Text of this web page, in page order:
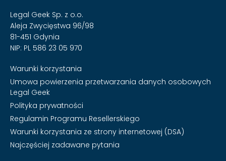
Legal Geek Sp. z o.o.
Aleja Zwycięstwa 96/98
81-451 Gdynia
NIP: PL 586 23 05 970
Warunki korzystania
Umowa powierzenia przetwarzania danych osobowych
Legal Geek
Polityka prywatności
Regulamin Programu Resellerskiego
Warunki korzystania ze strony internetowej (DSA)
Najczęściej zadawane pytania